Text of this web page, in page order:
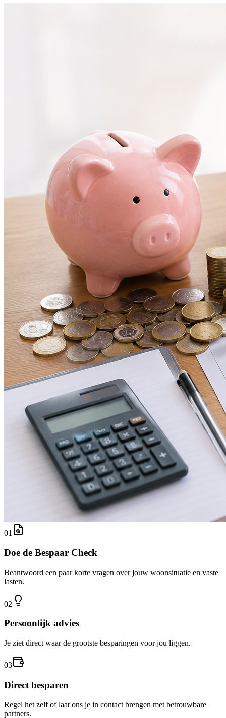
01
Doe de Bespaar Check
Beantwoord een paar korte vragen over jouw woonsituatie en vaste
lasten.
02
Persoonlijk advies
Je ziet direct waar de grootste besparingen voor jou liggen.
03
Direct besparen
Regel het zelf of laat ons je in contact brengen met betrouwbare
partners.